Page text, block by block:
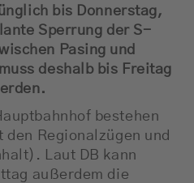
bis Donnerstag,
Sperrung der S-
Pasing und
deshalb bis Freitag
bestehen
Regionalzügen und
Laut DB kann
außerdem die